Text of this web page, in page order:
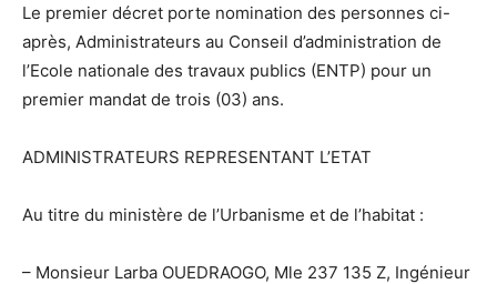
Le premier décret porte nomination des personnes ci-
après, Administrateurs au Conseil d’administration de
l’Ecole nationale des travaux publics (ENTP) pour un
premier mandat de trois (03) ans.
ADMINISTRATEURS REPRESENTANT L’ETAT
Au titre du ministère de l’Urbanisme et de l’habitat :
– Monsieur Larba OUEDRAOGO, Mle 237 135 Z, Ingénieur